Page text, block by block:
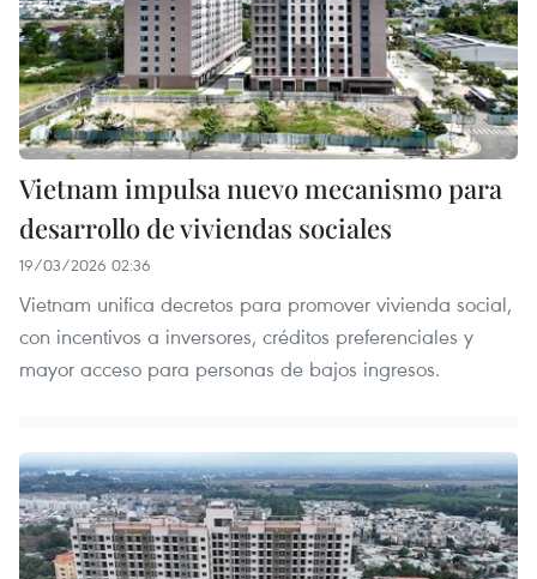
Vietnam impulsa nuevo mecanismo para
desarrollo de viviendas sociales
19/03/2026 02:36
Vietnam unifica decretos para promover vivienda social,
con incentivos a inversores, créditos preferenciales y
mayor acceso para personas de bajos ingresos.